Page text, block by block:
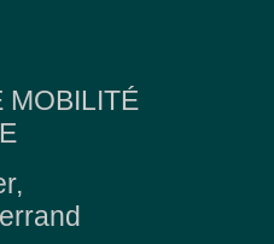
MOBILITÉ